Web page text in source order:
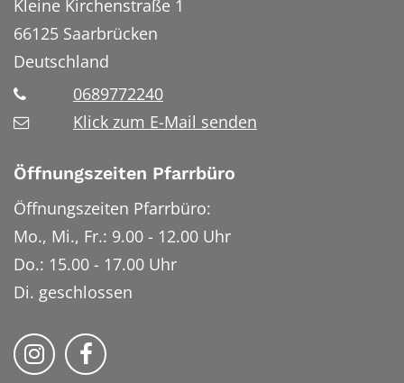
Kleine Kirchenstraße 1
66125 Saarbrücken
Deutschland
0689772240
Klick zum E-Mail senden
Öffnungszeiten Pfarrbüro
Öffnungszeiten Pfarrbüro:
Mo., Mi., Fr.: 9.00 - 12.00 Uhr
Do.: 15.00 - 17.00 Uhr
Di. geschlossen
Bistum Trier auf Instragram
Bistum Trier auf Facebook